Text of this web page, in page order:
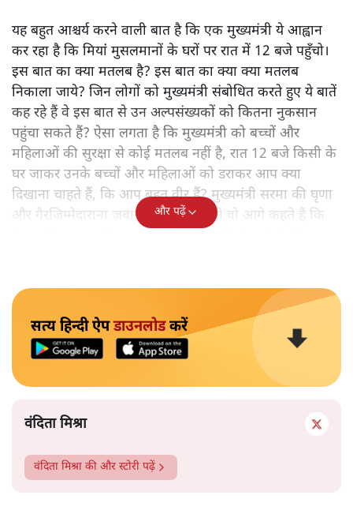
यह बहुत आश्चर्य करने वाली बात है कि एक मुख्यमंत्री ये आह्वान
कर रहा है कि मियांं मुसलमानों के घरों पर रात में 12 बजे पहुँचो।
इस बात का क्या मतलब है? इस बात का क्या क्या मतलब
निकाला जाये? जिन लोगों को मुख्यमंत्री संबोधित करते हुए ये बातें
कह रहे हैं वे इस बात से उन अल्पसंख्यकों को कितना नुकसान
पहुंचा सकते हैं? ऐसा लगता है कि मुख्यमंत्री को बच्चों और
महिलाओं की सुरक्षा से कोई मतलब नहीं है, रात 12 बजे किसी के
घर जाकर उनके बच्चों और महिलाओं को डराकर आप क्या
दिखाना चाहते हैं, कि आप बहुत वीर हैं? मुख्यमंत्री सरमा की घृणा
और गैरजिम्मेदाराना ज़बान यहीं नहीं रुकती वो आगे कहते हैं कि
और पढ़ें
सत्य हिन्दी ऐपडाउनलोडकरें
वंदिता मिश्रा
वंदिता मिश्रा की और स्टोरी पढ़ें